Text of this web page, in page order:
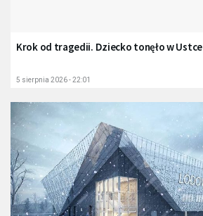
Krok od tragedii. Dziecko tonęło w Ustce
5 sierpnia 2026 - 22:01